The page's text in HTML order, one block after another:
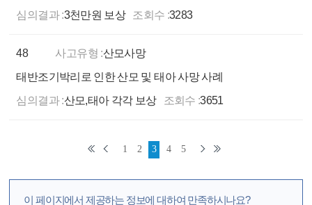
심의결과 :3천만원 보상 조회수 :3283
48 사고유형 :산모사망
태반조기박리로 인한 산모 및 태아 사망 사례
심의결과 :산모,태아 각각 보상 조회수 :3651
1 2 3 4 5
이 페이지에서 제공하는 정보에 대하여 만족하시나요?